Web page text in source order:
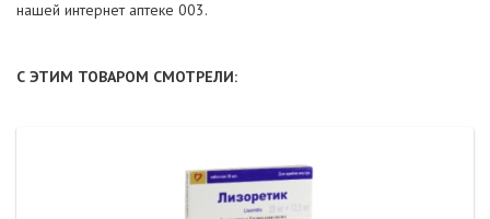
нашей интернет аптеке 003.
С ЭТИМ ТОВАРОМ СМОТРЕЛИ: